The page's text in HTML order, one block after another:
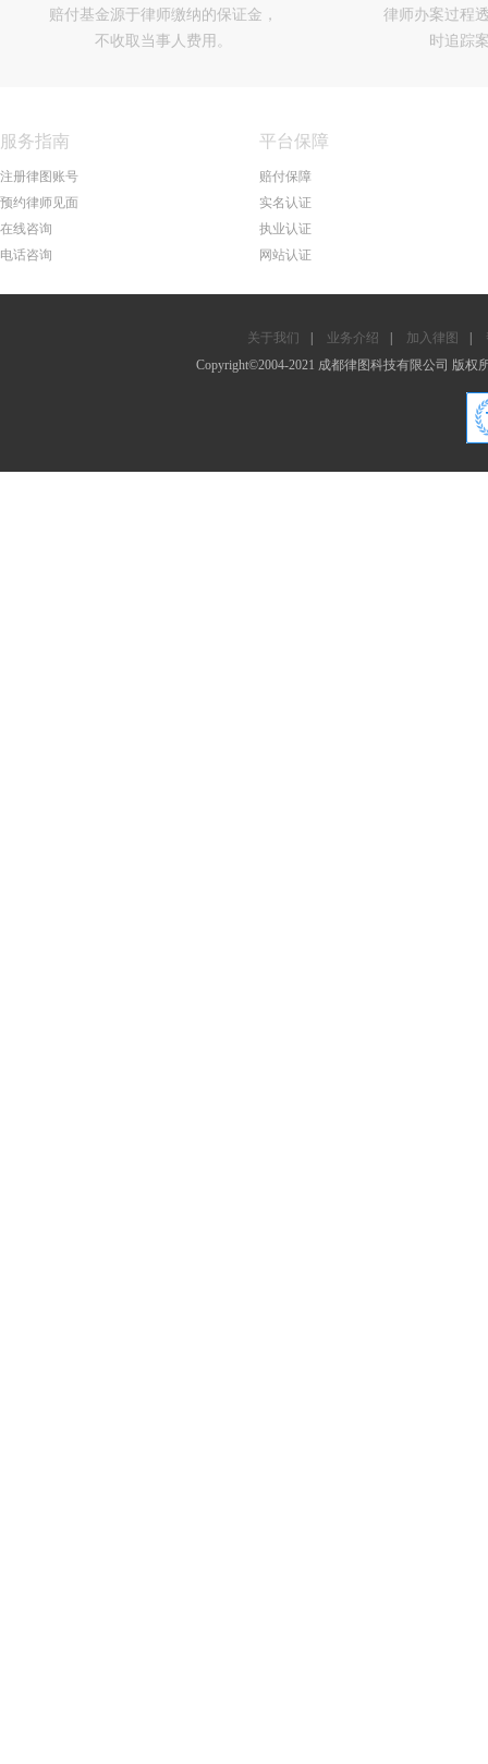
赔付基金源于律师缴纳的保证金，
不收取当事人费用。
律师办案过程
时追踪
服务指南
注册律图账号
预约律师见面
在线咨询
电话咨询
平台保障
赔付保障
实名认证
执业认证
网站认证
关于我们 业务介绍 加入律图
Copyright©2004-2021 成都律图科技有限公司 版权